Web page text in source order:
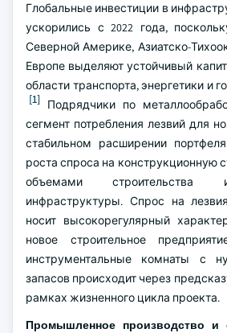
Глобальные инвестиции в
ускорились с 2022 года,
Северной Америке, Азиатско-
Европе выделяют устойчивый
области транспорта, энергетики и
[1] Подрядчики по
сегмент потребления лезвий для
стабильном расширении
роста спроса на конструкционную
объемами строительства
инфраструктуры. Спрос на
носит высокорегулярный
новое строительное
инструментальные комнаты с
запасов происходит через
рамках жизненного цикла проекта.
Промышленное производство